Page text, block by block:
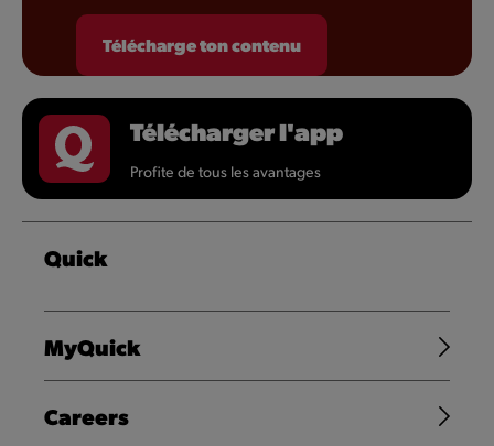
Télécharge ton contenu
Télécharger l'app
Profite de tous les avantages
Quick
MyQuick
Careers